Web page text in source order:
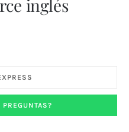
inglés